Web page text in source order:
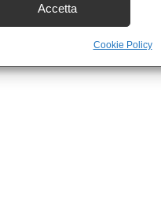
Accetta
Cookie Policy